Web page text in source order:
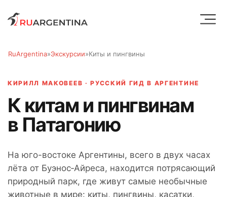
RuArgentina»Экскурсии»Киты и пингвины
КИРИЛЛ МАКОВЕЕВ · РУССКИЙ ГИД В АРГЕНТИНЕ
К китам и пингвинам
в Патагонию
На юго-востоке Аргентины, всего в двух часах
лёта от Буэнос‑Айреса, находится потрясающий
природный парк, где живут самые необычные
животные в мире: киты, пингвины, касатки,